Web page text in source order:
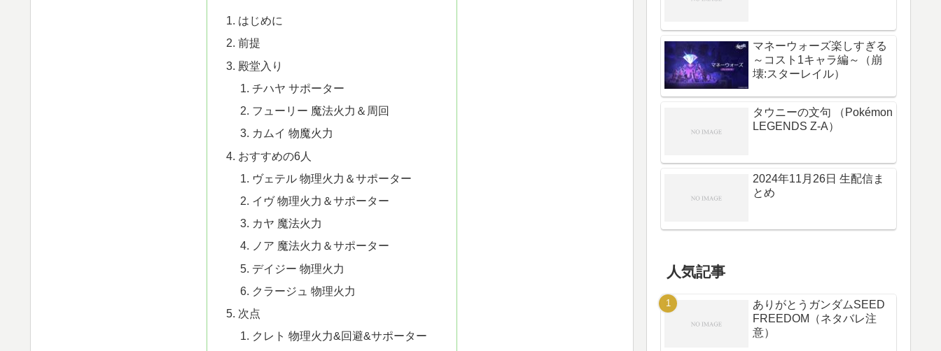
はじめに
前提
殿堂入り
チハヤ サポーター
フューリー 魔法火力＆周回
カムイ 物魔火力
おすすめの6人
ヴェテル 物理火力＆サポーター
イヴ 物理火力＆サポーター
カヤ 魔法火力
ノア 魔法火力＆サポーター
デイジー 物理火力
クラージュ 物理火力
次点
クレト 物理火力&回避&サポーター
マネーウォーズ楽しすぎる
～コスト1キャラ編～（崩
壊:スターレイル）
タウニーの文句 （Pokémon
LEGENDS Z-A）
2024年11月26日 生配信ま
とめ
人気記事
ありがとうガンダムSEED
FREEDOM（ネタバレ注
意）